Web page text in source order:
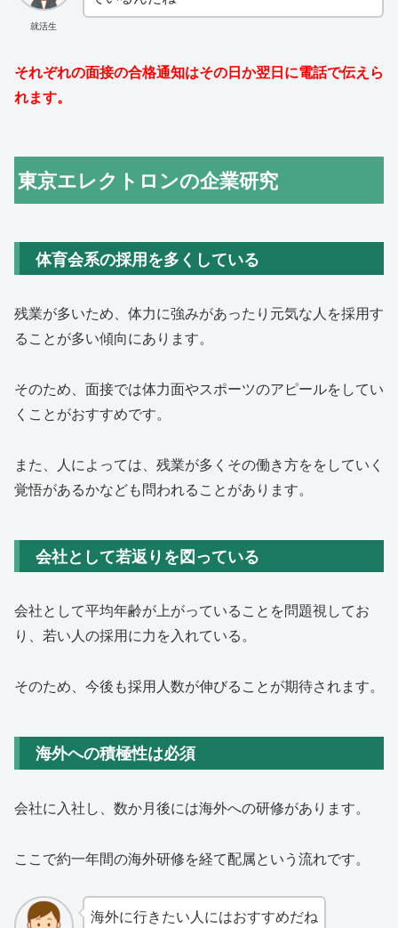
就活生
それぞれの面接の合格通知はその日か翌日に電話で伝えら
れます。
東京エレクトロンの企業研究
体育会系の採用を多くしている
残業が多いため、体力に強みがあったり元気な人を採用す
ることが多い傾向にあります。
そのため、面接では体力面やスポーツのアピールをしてい
くことがおすすめです。
また、人によっては、残業が多くその働き方ををしていく
覚悟があるかなども問われることがあります。
会社として若返りを図っている
会社として平均年齢が上がっていることを問題視してお
り、若い人の採用に力を入れている。
そのため、今後も採用人数が伸びることが期待されます。
海外への積極性は必須
会社に入社し、数か月後には海外への研修があります。
ここで約一年間の海外研修を経て配属という流れです。
海外に行きたい人にはおすすめだね